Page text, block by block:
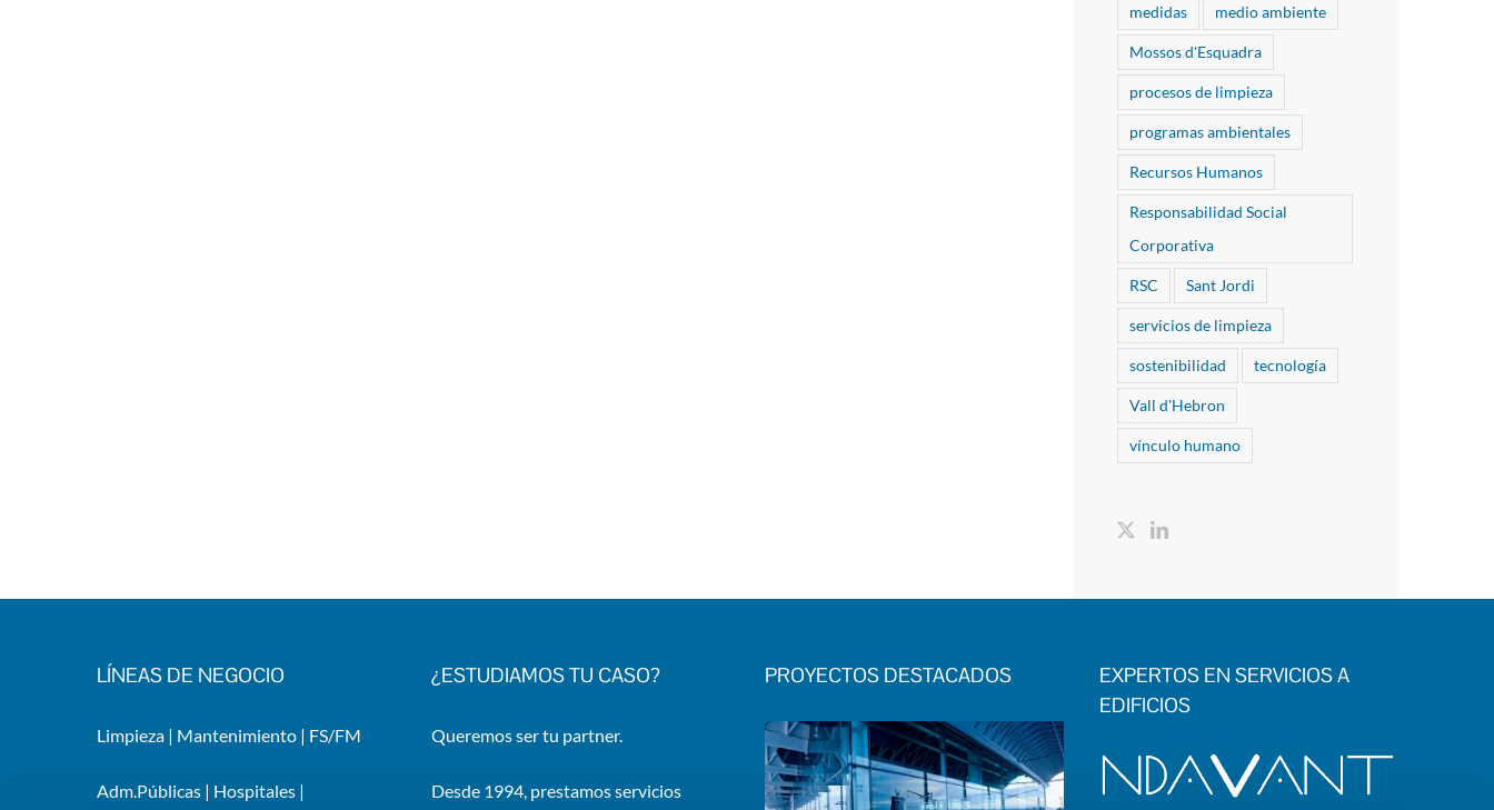
medidas medio ambiente
Mossos d'Esquadra
procesos de limpieza
programas ambientales
Recursos Humanos
Responsabilidad Social
Corporativa
RSC Sant Jordi
servicios de limpieza
sostenibilidad tecnología
Vall d'Hebron
vínculo humano
LÍNEAS DE NEGOCIO
Limpieza | Mantenimiento | FS/FM
Adm.Públicas | Hospitales |
¿ESTUDIAMOS TU CASO?
Queremos ser tu partner.
Desde 1994, prestamos servicios
PROYECTOS DESTACADOS
EXPERTOS EN SERVICIOS A
EDIFICIOS